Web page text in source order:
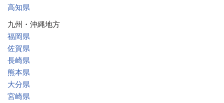
高知県
九州・沖縄地方
福岡県
佐賀県
長崎県
熊本県
大分県
宮崎県